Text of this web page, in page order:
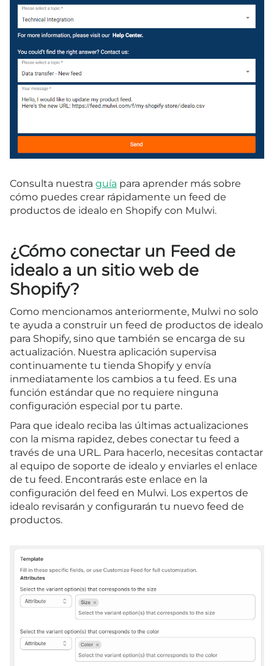
Consulta nuestra guía para aprender más sobre
cómo puedes crear rápidamente un feed de
productos de idealo en Shopify con Mulwi.
¿Cómo conectar un Feed de
idealo a un sitio web de
Shopify?
Como mencionamos anteriormente, Mulwi no solo
te ayuda a construir un feed de productos de idealo
para Shopify, sino que también se encarga de su
actualización. Nuestra aplicación supervisa
continuamente tu tienda Shopify y envía
inmediatamente los cambios a tu feed. Es una
función estándar que no requiere ninguna
configuración especial por tu parte.
Para que idealo reciba las últimas actualizaciones
con la misma rapidez, debes conectar tu feed a
través de una URL. Para hacerlo, necesitas contactar
al equipo de soporte de idealo y enviarles el enlace
de tu feed. Encontrarás este enlace en la
configuración del feed en Mulwi. Los expertos de
idealo revisarán y configurarán tu nuevo feed de
productos.